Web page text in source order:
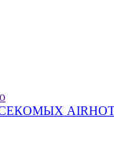
AIRHOT